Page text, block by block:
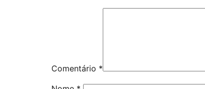
Comentário *